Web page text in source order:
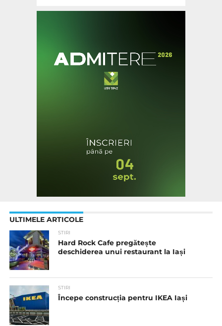
ULTIMELE ARTICOLE
STIRI
Hard Rock Cafe pregătește
deschiderea unui restaurant la Iași
STIRI
Începe construcția pentru IKEA Iași